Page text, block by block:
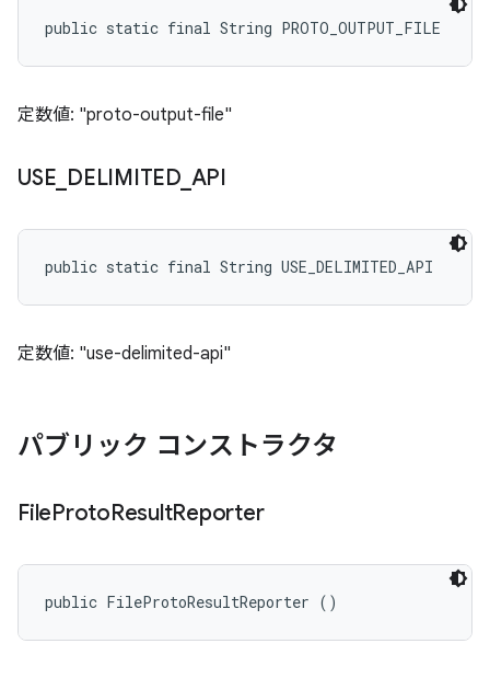
public static final String PROTO_OUTPUT_FILE
定数値: "proto-output-file"
USE DELIMITED_ API
public static final String USE_DELIMITED_API
定数値: "use-delimited-api"
パブリック コンストラクタ
FileProtoResultReporter
public FileProtoResultReporter ()